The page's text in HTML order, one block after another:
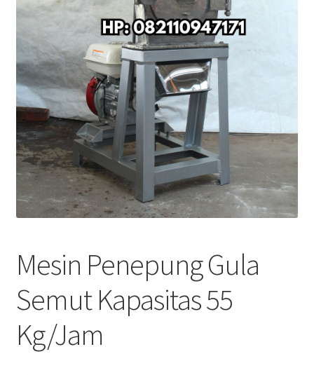
Mesin Penepung Gula
Semut Kapasitas 55
Kg/Jam